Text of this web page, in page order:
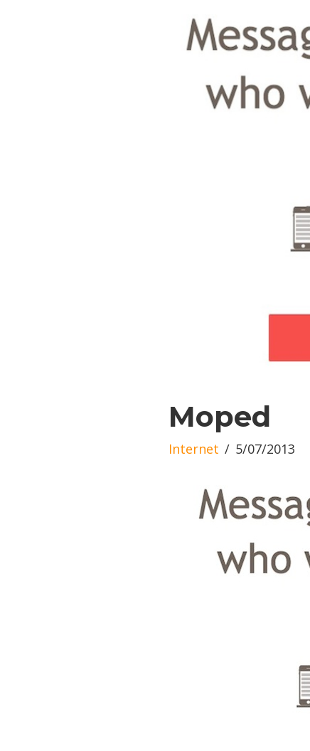
Moped
Internet 5/07/2013